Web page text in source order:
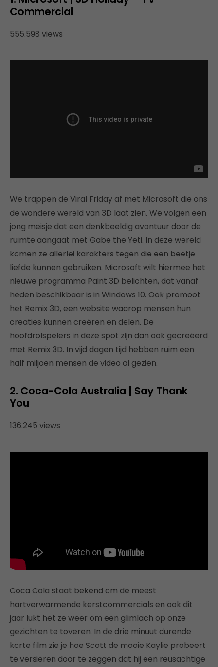
Commercial
555.598 views
We trappen de Viral Friday af met Microsoft die ons
de wondere wereld van 3D laat zien. We volgen een
jong meisje dat een denkbeeldig avontuur door de
ruimte aangaat met Gabe the Yeti. In deze wereld
komen ze allerlei karakters tegen die een beetje
liefde kunnen gebruiken. Microsoft wilt hiermee het
nieuwe programma Paint 3D belichten, dat vanaf
heden beschikbaar is in Windows 10. Ook promoot
het Remix 3D, een website waarop mensen hun
creaties kunnen creëren en delen. De
hoofdrolspelers in deze spot zijn dan ook gecreëerd
met Remix 3D. In vijd dagen tijd hebben ruim een
half miljoen mensen de video al gezien.
2. Coca-Cola Australia | Say Thank
You
136.245 views
Coca Cola staat bekend om de meest
hartverwarmende kerstcommercials en ook dit
jaar lukt het ze weer om een glimlach op onze
gezichten te toveren. In de drie minuut durende
korte film zie je hoe Scott de mooie Kaylie probeert
te versieren door te zeggen dat hij een reusachtige